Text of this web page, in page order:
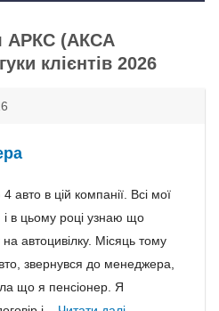
АРКС (АКСА
клієнтів 2026
авто в цій компанії. Всі мої
і в цьому році узнаю що
автоцивілку. Місяць тому
звернувся до менеджера,
що я пенсіонер. Я